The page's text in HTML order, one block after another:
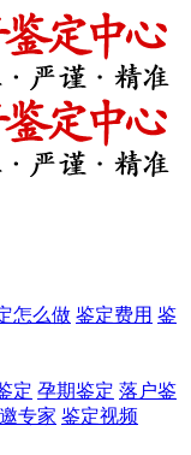
怎么做 鉴定费用 鉴
定 孕期鉴定 落户鉴
专家 鉴定视频